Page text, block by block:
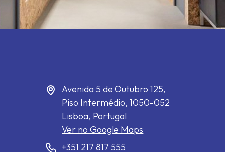
Avenida 5 de Outubro 125,
Piso Intermédio,1050-052
Lisboa, Portugal
Ver no Google Maps
+351 217 817 555